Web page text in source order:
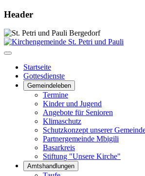
Header
Startseite
Gottesdienste
Gemeindeleben
Termine
Kinder und Jugend
Angebote für Senioren
Klimaschutz
Schutzkonzept unserer
Partnergemeinde Mbigili
Basarkreis
Stiftung "Unsere Kirche"
Amtshandlungen